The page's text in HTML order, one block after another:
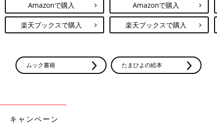
Amazonで購入
楽天ブックスで購入
Amazonで購入
楽天ブックスで購入
ムック書籍 たまひよの絵本
キャンペーン